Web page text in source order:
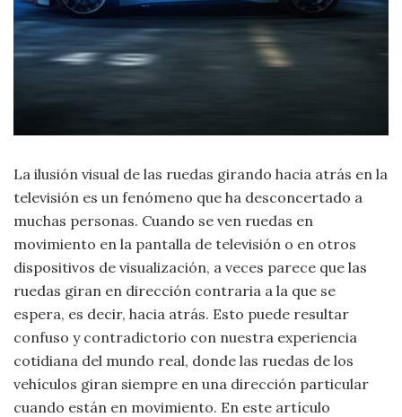
Naturaleza
Salud
Universo
Viajar
La ilusión visual de las ruedas girando hacia atrás en la
televisión es un fenómeno que ha desconcertado a
muchas personas. Cuando se ven ruedas en
movimiento en la pantalla de televisión o en otros
dispositivos de visualización, a veces parece que las
ruedas giran en dirección contraria a la que se
espera, es decir, hacia atrás. Esto puede resultar
confuso y contradictorio con nuestra experiencia
cotidiana del mundo real, donde las ruedas de los
vehículos giran siempre en una dirección particular
cuando están en movimiento. En este artículo